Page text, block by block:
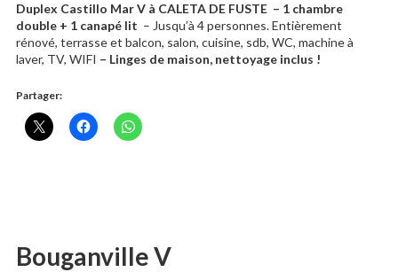
Duplex Castillo Mar V à CALETA DE FUSTE – 1 chambre
double + 1 canapé lit – Jusqu’à 4 personnes. Entièrement
rénové, terrasse et balcon, salon, cuisine, sdb, WC, machine à
laver, TV, WIFI – Linges de maison, nettoyage inclus !
Partager:
Bouganville V